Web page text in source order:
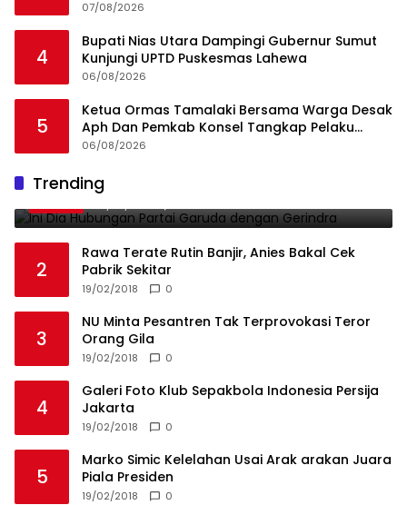
Niaga Timah Jadi Sorotan
07/08/2026
4
Bupati Nias Utara Dampingi Gubernur Sumut
Kunjungi UPTD Puskesmas Lahewa
06/08/2026
5
Ketua Ormas Tamalaki Bersama Warga Desak
Aph Dan Pemkab Konsel Tangkap Pelaku
Angkut Cangkang Sawit Overload, Truk PT KAP
06/08/2026
Trending
1
Gerindra
19/02/2018 0
2
Rawa Terate Rutin Banjir, Anies Bakal Cek
Pabrik Sekitar
19/02/2018 0
3
NU Minta Pesantren Tak Terprovokasi Teror
Orang Gila
19/02/2018 0
4
Galeri Foto Klub Sepakbola Indonesia Persija
Jakarta
19/02/2018 0
5
Marko Simic Kelelahan Usai Arak arakan Juara
Piala Presiden
19/02/2018 0